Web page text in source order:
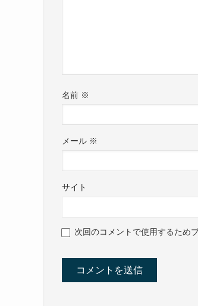
名前 ※
メール ※
サイト
次回のコメントで使用するため